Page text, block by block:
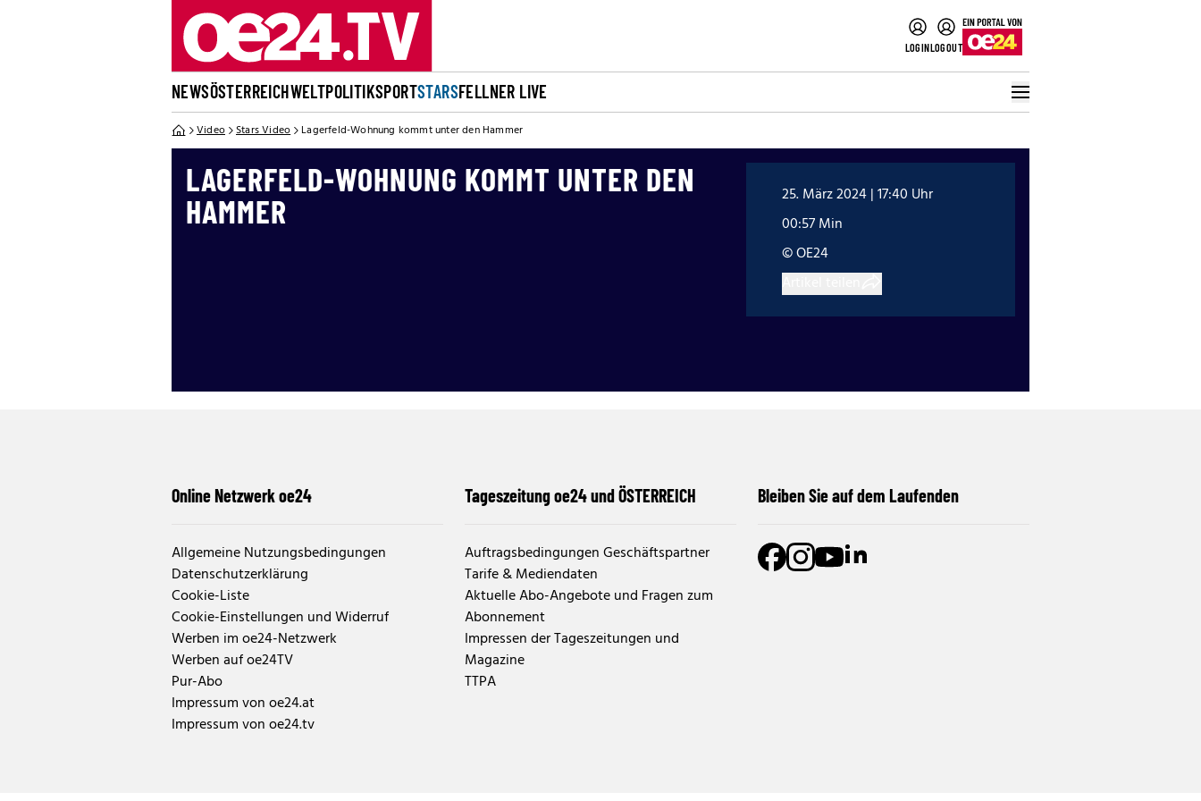
LOGINLOGOUT
NEWSÖSTERREICHWELTPOLITIKSPORTSTARSFELLNER LIVE
Video Stars Video Lagerfeld-Wohnung kommt unter den Hammer
LAGERFELD-WOHNUNG KOMMT UNTER DEN
HAMMER
25. März 2024 | 17:40 Uhr
00:57 Min
© OE24
Online Netzwerk oe24
Allgemeine Nutzungsbedingungen
Datenschutzerklärung
Cookie-Liste
Cookie-Einstellungen und Widerruf
Werben im oe24-Netzwerk
Werben auf oe24TV
Pur-Abo
Impressum von oe24.at
Impressum von oe24.tv
Tageszeitung oe24 und ÖSTERREICH
Auftragsbedingungen Geschäftspartner
Tarife & Mediendaten
Aktuelle Abo-Angebote und Fragen zum
Abonnement
Impressen der Tageszeitungen und
Magazine
TTPA
Bleiben Sie auf dem Laufenden